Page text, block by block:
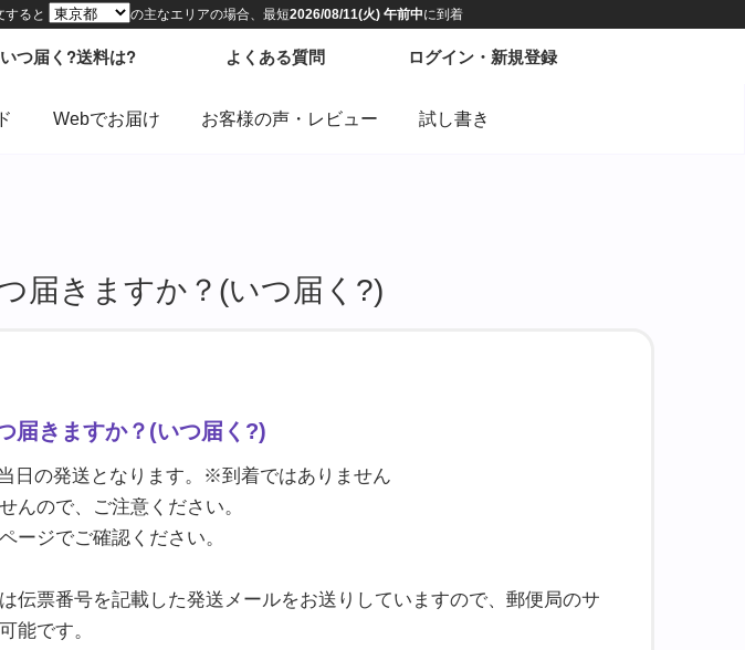
Webでお届け お客様の声・レビュー 試し書き
届きますか？(いつ届く?)
届きますか？(いつ届く?)
日の発送となります。※到着ではありません
んので、ご注意ください。
ージでご確認ください。
伝票番号を記載した発送メールをお送りしていますので、郵便局のサ
能です。